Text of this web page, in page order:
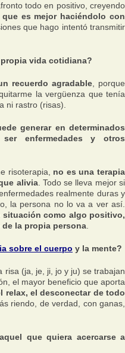
todo en positivo, creyendo
que es mejor haciéndolo con
que hago intentó transmitir
vida cotidiana?
recuerdo agradable, porque
la vergüenza que tenía
ni rastro (risas).
generar en determinados
enfermedades y otros
risoterapia, no es una terapia
alivia. Todo se lleva mejor si
realmente duras y
la persona no lo va a ver así.
situación como algo positivo,
la propia persona
sobre el cuerpo y la mente?
risa (ja, je, ji, jo y ju) se trabajan
el mayor beneficio que aporta
relax, el desconectar de todo
riendo, de verdad, con ganas,
que quiera acercarse a